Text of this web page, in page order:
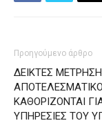
Προηγούμενο άρθρο
ΔΕΙΚΤΕΣ
ΚΑΘΟΡΙΖΟΝΤΑΙ
ΥΠΗΡΕΣΙΕΣ ΤΟΥ